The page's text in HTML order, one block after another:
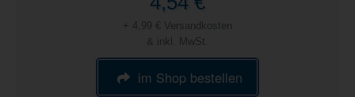
+ 4,99 € Versandkosten
& inkl. MwSt.
im Shop bestellen